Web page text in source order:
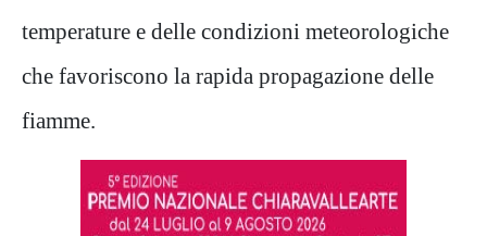
temperature e delle condizioni meteorologiche
che favoriscono la rapida propagazione delle
fiamme.